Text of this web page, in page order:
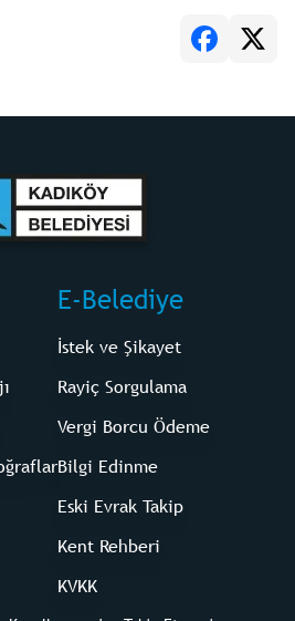
E-Belediye
İstek ve Şikayet
Rayiç Sorgulama
Vergi Borcu Ödeme
Bilgi Edinme
Eski Evrak Takip
Kent Rehberi
KVKK